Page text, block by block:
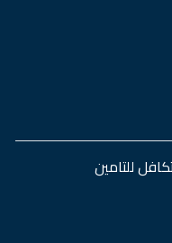
للتامين